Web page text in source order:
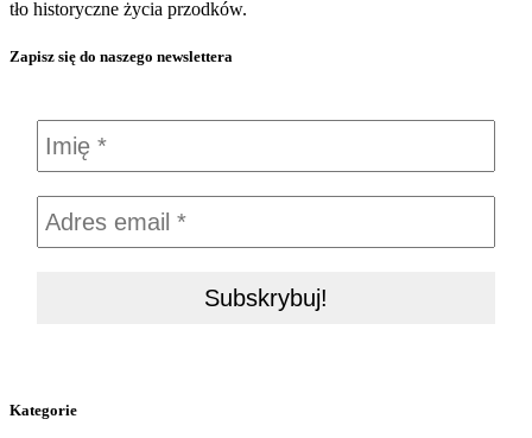
tło historyczne życia przodków.
Zapisz się do naszego newslettera
Kategorie